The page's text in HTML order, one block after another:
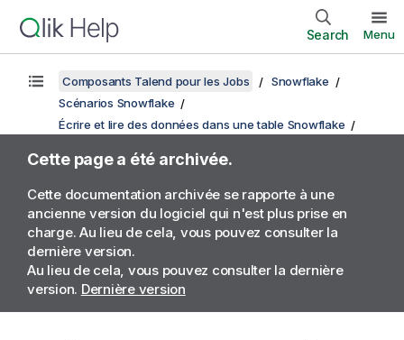
Search Menu
Composants Talend pour les Jobs
Snowflake
Scénarios Snowflake
Écrire et lire des données dans une table Snowflake
Cette page a été archivée.
Cette documentation archivée se rapporte à une
ancienne version du logiciel qui n'est plus prise en
charge. Au lieu de cela, vous pouvez consulter la
dernière version.
Au lieu de cela, vous pouvez consulter la dernière
version. Dernière version